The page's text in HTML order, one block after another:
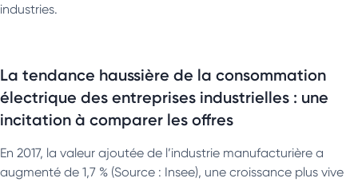
industries.
La tendance haussière de la consommation
électrique des entreprises industrielles : une
incitation à comparer les offres
En 2017, la valeur ajoutée de l’industrie manufacturière a
augmenté de 1,7 % (Source : Insee), une croissance plus vive